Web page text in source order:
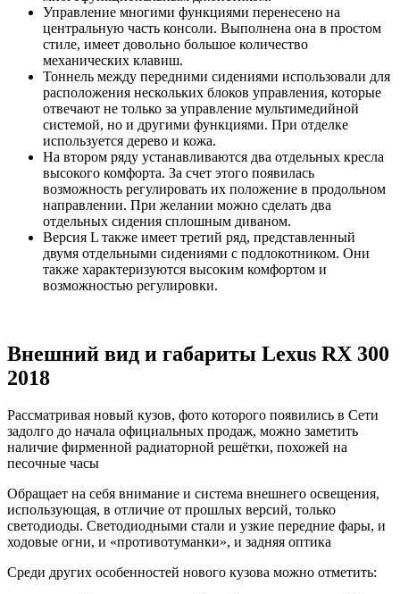
Управление многими функциями перенесено на
центральную часть консоли. Выполнена она в простом
стиле, имеет довольно большое количество
механических клавиш.
Тоннель между передними сидениями использовали для
расположения нескольких блоков управления, которые
отвечают не только за управление мультимедийной
системой, но и другими функциями. При отделке
используется дерево и кожа.
На втором ряду устанавливаются два отдельных кресла
высокого комфорта. За счет этого появилась
возможность регулировать их положение в продольном
направлении. При желании можно сделать два
отдельных сидения сплошным диваном.
Версия L также имеет третий ряд, представленный
двумя отдельными сидениями с подлокотником. Они
также характеризуются высоким комфортом и
возможностью регулировки.
Внешний вид и габариты Lexus RX 300
2018
Рассматривая новый кузов, фото которого появились в Сети
задолго до начала официальных продаж, можно заметить
наличие фирменной радиаторной решётки, похожей на
песочные часы
Обращает на себя внимание и система внешнего освещения,
использующая, в отличие от прошлых версий, только
светодиоды. Светодиодными стали и узкие передние фары, и
ходовые огни, и «противотуманки», и задняя оптика
Среди других особенностей нового кузова можно отметить: